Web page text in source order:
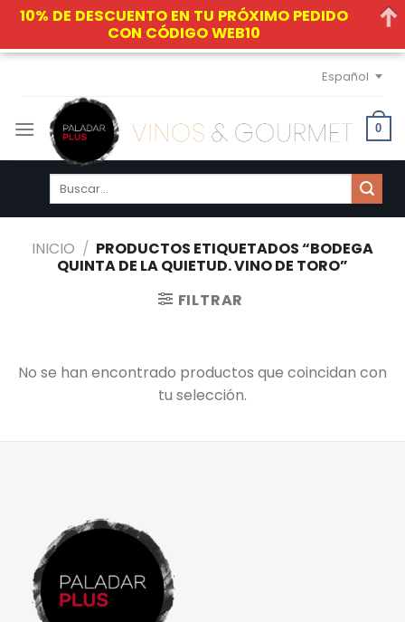
Skip
content
Español
0
Buscar
INICIO / PRODUCTOS ETIQUETADOS “BODEGA
QUINTA DE LA QUIETUD. VINO DE TORO”
FILTRAR
No se han encontrado productos que coincidan con
tu selección.
10% DE DESCUENTO EN TU PRÓXIMO PEDIDO
CON CÓDIGO WEB10